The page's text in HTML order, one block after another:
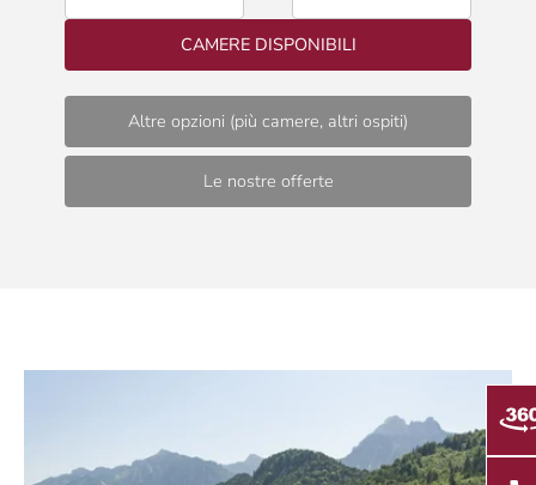
CAMERE DISPONIBILI
Altre opzioni (più camere, altri ospiti)
Le nostre offerte